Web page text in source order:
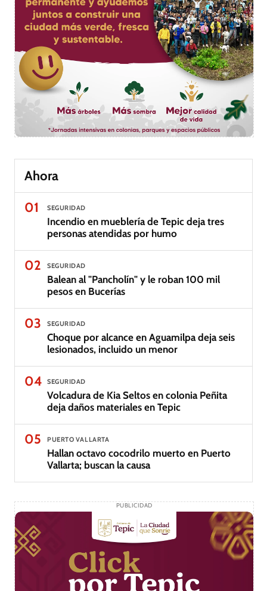
Ahora
01
SEGURIDAD
Incendio en mueblería de Tepic deja tres
personas atendidas por humo
02 SEGURIDAD
Balean al "Pancholín" y le roban 100 mil
pesos en Bucerías
03 SEGURIDAD
Choque por alcance en Aguamilpa deja seis
lesionados, incluido un menor
04 SEGURIDAD
Volcadura de Kia Seltos en colonia Peñita
deja daños materiales en Tepic
05 PUERTO VALLARTA
Hallan octavo cocodrilo muerto en Puerto
Vallarta; buscan la causa
PUBLICIDAD